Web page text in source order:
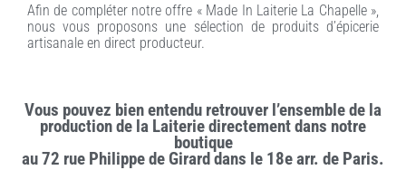
Afin de compléter notre offre « Made In Laiterie La Chapelle »,
nous vous proposons une sélection de produits d’épicerie
artisanale en direct producteur.
Vous pouvez bien entendu retrouver l’ensemble de la
production de la Laiterie directement dans notre
boutique
au 72 rue Philippe de Girard dans le 18e arr. de Paris.